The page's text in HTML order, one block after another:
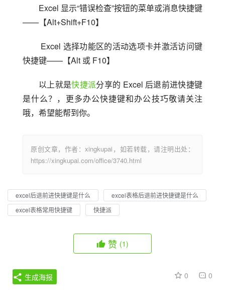
Excel 显示“错误检查”按钮的菜单或消息快捷键
——【Alt+Shift+F10】
快捷键——【Alt 或 F10】
以上就是快捷派分享的 Excel 后退前进快捷键
是什么？，更多办公快捷键和办公技巧敬请关注
哦，希望能帮到你。
原创文章，作者：xingkupai，如若转载，请注明出处：
https://xingkupai.com/office/3740.html
excel后退前进快捷键是什么
excel表格后退前进快捷键是什么
excel表格常用快捷键
快捷派
赞 (1)
0 0
生成海报